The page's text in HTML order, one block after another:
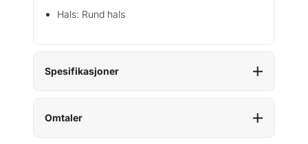
Hals: Rund hals
Spesifikasjoner
Omtaler